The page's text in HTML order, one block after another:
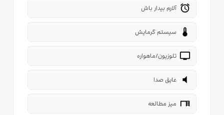
alarm آلارم بیدار باش
thermostat سیستم گرمایش
tv تلوزیون/ماهواره
volume_mute عایق صدا
desk میز مطالعه